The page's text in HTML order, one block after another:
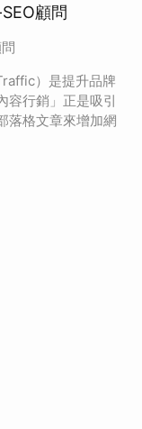
顧問
）是提升品牌
容行銷」正是吸引
落格文章來增加網